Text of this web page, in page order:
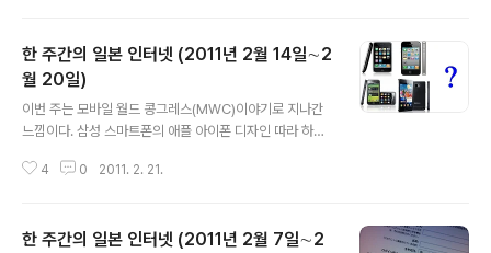
이번 주는 무엇보다 애플의 아이패드2의 발표가 세계적으
로 주목을 받았지 않았나 싶은데, 한일 애플 파트너사 수장
이 직접 발표회장에 모습을 드러내는 것을 보면 애플의 대
단함이 다시금 느껴진다. 2월 28일 (월요일) 덴츠가 페이
의 광고회사 덴츠(http://www.dentsu.co.jp/)는 세계 최
한 주간의 일본 인터넷 (2011년 2월 14일∼2
월 20일)
이번 주는 모바일 월드 콩그레스(MWC)이야기로 지나간
느낌이다. 삼성 스마트폰의 애플 아이폰 디자인 따라 하기
와 LG의 3D 스마트폰은 관심을 끌었지만, MWC에 참석
대통령과의 만찬장에 건강(?)한 모습으로 참가한 스티브
4 0 2011. 2. 21.
한 주간의 일본 인터넷 (2011년 2월 7일∼2